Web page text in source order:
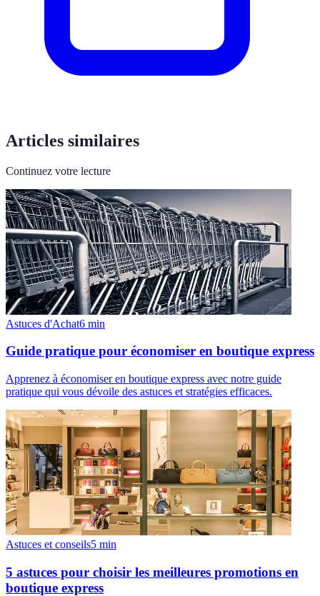
Articles similaires
Continuez votre lecture
Astuces d'Achat6 min
Guide pratique pour économiser en boutique express
Apprenez à économiser en boutique express avec notre guide
pratique qui vous dévoile des astuces et stratégies efficaces.
Astuces et conseils5 min
5 astuces pour choisir les meilleures promotions en
boutique express